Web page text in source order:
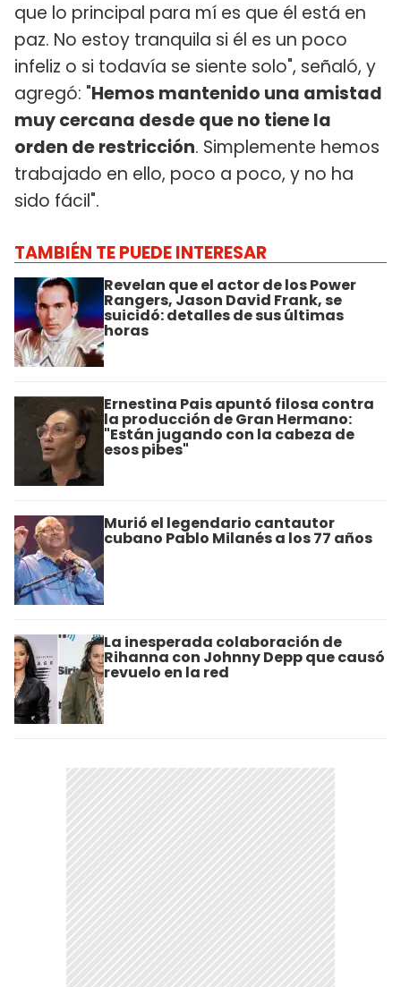
que lo principal para mí es que él está en
paz. No estoy tranquila si él es un poco
infeliz o si todavía se siente solo", señaló, y
agregó: "Hemos mantenido una amistad
muy cercana desde que no tiene la
orden de restricción. Simplemente hemos
trabajado en ello, poco a poco, y no ha
sido fácil".
TAMBIÉN TE PUEDE INTERESAR
Revelan que el actor de los Power
Rangers, Jason David Frank, se
suicidó: detalles de sus últimas
horas
Ernestina Pais apuntó filosa contra
la producción de Gran Hermano:
"Están jugando con la cabeza de
esos pibes"
Murió el legendario cantautor
cubano Pablo Milanés a los 77 años
La inesperada colaboración de
Rihanna con Johnny Depp que causó
revuelo en la red